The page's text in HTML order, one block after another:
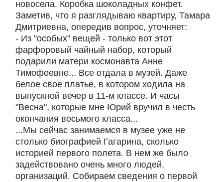
новосела. Коробка шоколадных конфет.
Заметив, что я разглядываю квартиру, Тамара
Дмитриевна, опередив вопрос, уточняет:
- Из "особых" вещей - только вот этот
фарфоровый чайный набор, который
подарили матери космонавта Анне
Тимофеевне... Все отдала в музей. Даже
белое свое платье, в котором ходила на
выпускной вечер в 11-м классе. И часы
"Весна", которые мне Юрий вручил в честь
окончания восьмого класса...
...Мы сейчас занимаемся в музее уже не
столько биографией Гагарина, сколько
историей первого полета. В нем же было
задействовано очень много людей,
организаций. Собираем сведения о первой